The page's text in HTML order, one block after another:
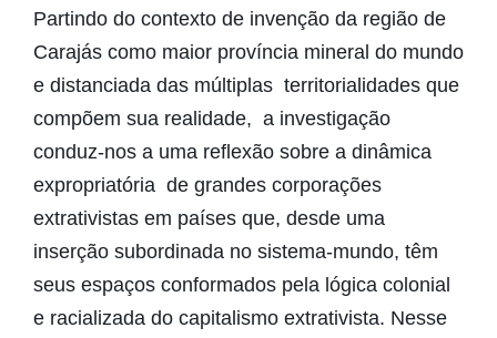
Partindo do contexto de invenção da região de
Carajás como maior província mineral do mundo
e distanciada das múltiplas territorialidades que
compõem sua realidade, a investigação
conduz-nos a uma reflexão sobre a dinâmica
expropriatória de grandes corporações
extrativistas em países que, desde uma
inserção subordinada no sistema-mundo, têm
seus espaços conformados pela lógica colonial
e racializada do capitalismo extrativista. Nesse